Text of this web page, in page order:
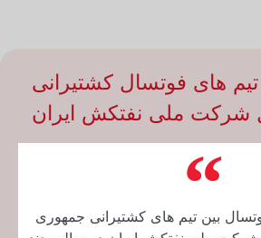
تیم های فوتسال کشتیرانی
شرکت ملی نفتکش ایران
بین تیم های کشتیرانی جمهوری